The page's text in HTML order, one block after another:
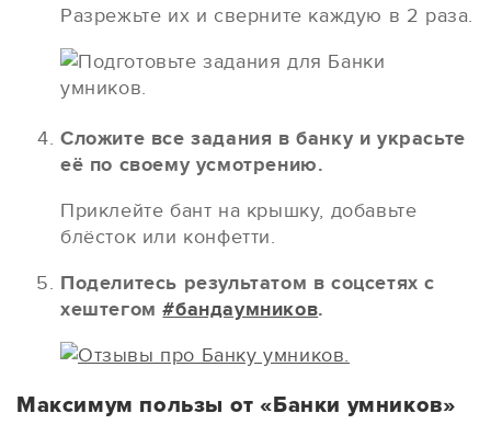
Разрежьте их и сверните каждую в 2 раза.
Сложите все задания в банку и украсьте
её по своему усмотрению.
Приклейте бант на крышку, добавьте
блёсток или конфетти.
Поделитесь результатом в соцсетях с
хештегом #бандаумников.
Максимум пользы от «Банки умников»